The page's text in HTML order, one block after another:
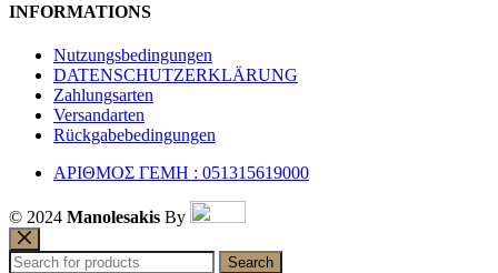
INFORMATIONS
Nutzungsbedingungen
DATENSCHUTZERKLÄRUNG
Zahlungsarten
Versandarten
Rückgabebedingungen
ΑΡΙΘΜΟΣ ΓΕΜΗ : 051315619000
© 2024 Manolesakis By
Search